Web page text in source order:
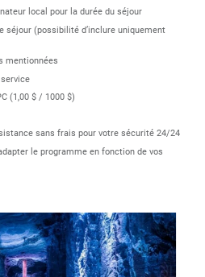
local pour la durée du séjour
séjour (possibilité d’inclure uniquement
mentionnées
(1,00 $ / 1000 $)
sans frais pour votre sécurité 24/24
le programme en fonction de vos